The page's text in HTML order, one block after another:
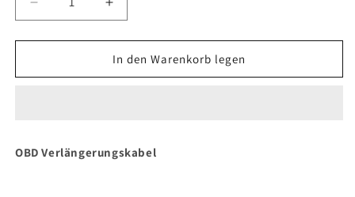
Verringere
die
Menge
Webfleet
Erhöhe
die
Menge
für
Webfleet
In den Warenkorb legen
OBD Verlängerungskabel